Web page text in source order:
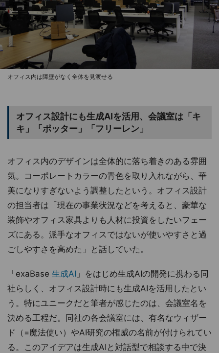
オフィス内は障壁がなく全体を見渡せる
オフィス設計にも生成AIを活用、会議室は「キ
キ」「ポッター」「フリーレン」
オフィス内のデザインは全体的に落ち着きのある雰囲
気。コーポレートカラーの青色を取り入れながら、華
美になりすぎないよう調整したという。オフィス設計
の担当者は「現在の事業状況などを考えると、豪華な
装飾やオフィス家具よりも人材に投資をしたいフェー
ズにある。派手なオフィスではないが使いやすさと過
ごしやすさを高めた」と話していた。
「exaBase 生成AI 」をはじめ生成AIの開発に携わる同
社らしく、オフィス設計時にも生成AIを活用したとい
う。特にユニークだと筆者が感じたのは、会議室名を
決める工程だ。同社の各会議室には、有名なウィザー
ド（=魔法使い）やAI研究の権威の名前が付けられてい
る。このアイデアは生成AIと対話型で相談する中で決